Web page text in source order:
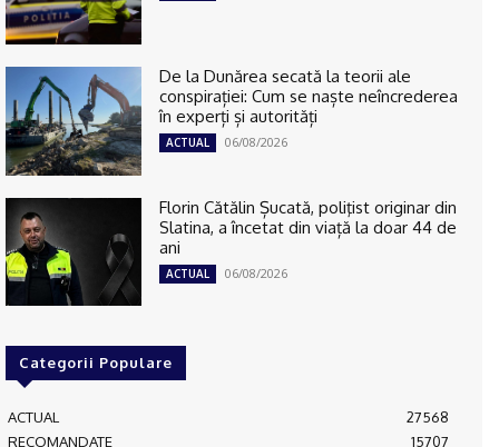
De la Dunărea secată la teorii ale
conspirației: Cum se naște neîncrederea
în experți și autorități
ACTUAL 06/08/2026
Florin Cătălin Șucată, poliţist originar din
Slatina, a încetat din viață la doar 44 de
ani
ACTUAL 06/08/2026
Categorii Populare
ACTUAL
27568
RECOMANDATE
15707